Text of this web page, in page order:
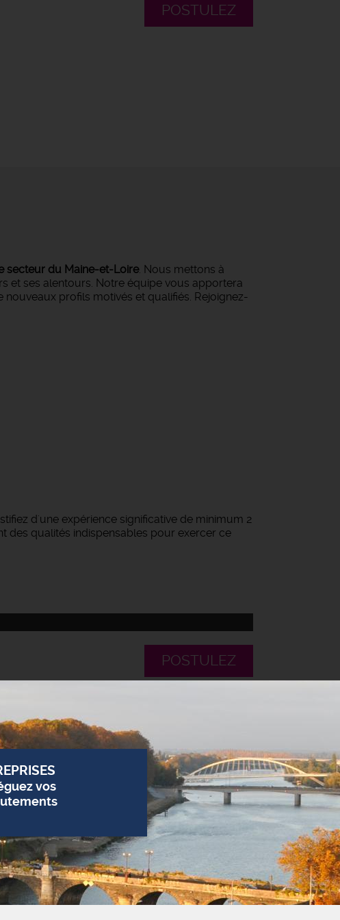
POSTULEZ
secteur du Maine-et-Loire. Nous mettons à
et ses alentours. Notre équipe vous apportera
profils motivés et qualifiés. Rejoignez-
d'une expérience significative de minimum 2
des qualités indispensables pour exercer ce
POSTULEZ
vos